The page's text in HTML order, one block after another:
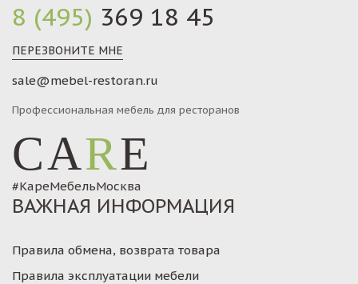
8 (495) 369 18 45
ПЕРЕЗВОНИТЕ МНЕ
sale@mebel-restoran.ru
Профессиональная мебель для ресторанов
CARE
#КареМебельМосква
ВАЖНАЯ ИНФОРМАЦИЯ
Правила обмена, возврата товара
Правила эксплуатации мебели